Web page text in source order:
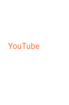
YouTube